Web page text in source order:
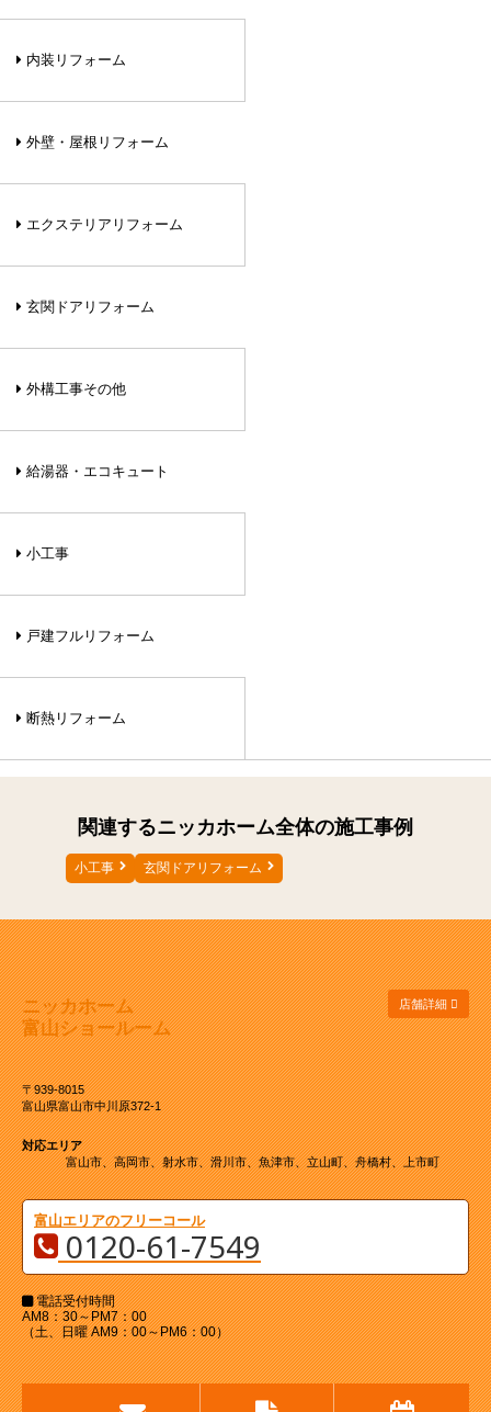
内装リフォーム
外壁・屋根リフォーム
エクステリアリフォーム
玄関ドアリフォーム
外構工事その他
給湯器・エコキュート
小工事
戸建フルリフォーム
断熱リフォーム
関連するニッカホーム全体の施工事例
小工事 玄関ドアリフォーム
ニッカホーム
富山ショールーム
店舗詳細
〒939-8015
富山県富山市中川原372-1
対応エリア
富山市、高岡市、射水市、滑川市、魚津市、立山町、舟橋村、上市町
富山エリアのフリーコール
0120-61-7549
電話受付時間
AM8：30～PM7：00
（土、日曜 AM9：00～PM6：00）